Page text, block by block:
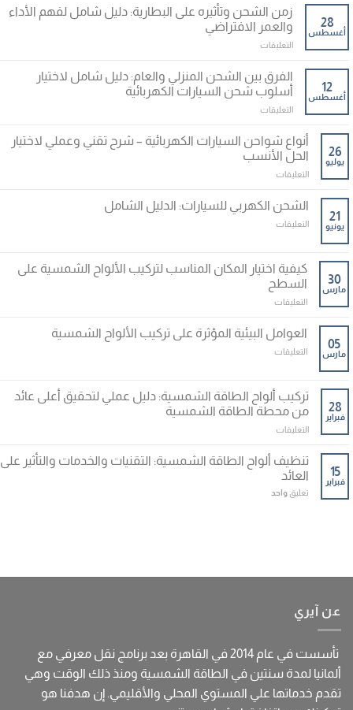
لاختيار
شاحن
السيارة
الكهربائية
مغلقة
السيارات
الكهربائية
واستخداماتها
مغلقة
28
أغسطس
زمن الشحن وتأثيره على البطارية: دليل شامل لفهم الأداء
والعمر الافتراضي
التعليقاتعلى
الشحن
وتأثيره
على
البطارية:
شامل
لفهم
الأداء
مغلقة
12
أغسطس
الفرق بين الشحن المنزلي والعام: دليل شامل لاختيار
أسلوب شحن السيارات الكهربائية
التعليقاتعلى
بين
الشحن
المنزلي
شامل
لاختيار
الكهربائية
26
يوليو
أنواع شواحن السيارات الكهربائية – شرح تقني وعملي لاختيار
الحل الأنسب
التعليقاتعلى
شواحن
السيارات
الكهربائية
تقني
وعملي
لاختيار
الحل
مغلقة
21
يونيو
الشحن الكهربي للسيارات: الدليل الشامل
التعليقاتعلى
للسيارات:
الدليل
الشامل
مغلقة
30
مارس
كيفية اختيار المكان المناسب لتركيب الألواح الشمسية على
السطح
التعليقاتعلى
اختيار
المكان
المناسب
الشمسية
على
مغلقة
05
مارس
العوامل البيئية المؤثرة على تركيب الألواح الشمسية
التعليقاتعلى
المؤثرة
على
تركيب
الألواح
مغلقة
28
فبراير
تركيب ألواح الطاقة الشمسية: دليل عملي لتحقيق أعلى عائد
من محطة الطاقة الشمسية
التعليقاتعلى
ألواح
الطاقة
دليل
محطة
15
فبراير
تنظيف ألواح الطاقة الشمسية: التقنيات والخدمات والتأثير على
العائد
تعليق واحد
عن آيري
تأسست في عام 2014 في القاهرة بعد برنامج نقل معرفي مع
ألمانيا لمدة سنتين في الطاقة الشمسية ومنذ ذلك الوقت وهي
تقدم خدماتها علي المستوي المحلي والأقليمي. إن هدفنا هو